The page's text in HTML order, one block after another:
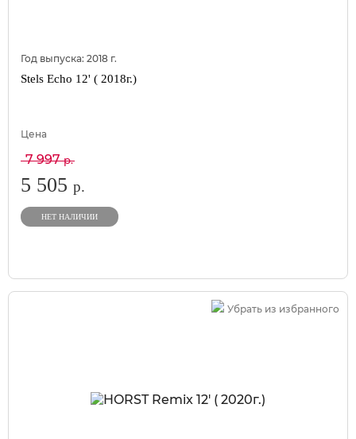
Год выпуска: 2018 г.
Stels Echo 12' ( 2018г.)
Цена
7 997р.
5 505 р.
НЕТ НАЛИЧИИ
Убрать из избранного